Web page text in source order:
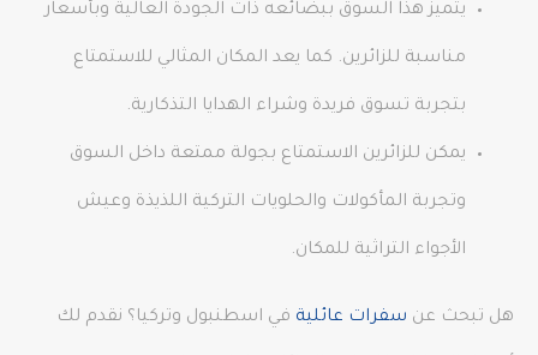
يتميز هذا السوق ببضائعه ذات الجودة العالية وبأسعار
مناسبة للزائرين. كما يعد المكان المثالي للاستمتاع
بتجربة تسوق فريدة وشراء الهدايا التذكارية.
يمكن للزائرين الاستمتاع بجولة ممتعة داخل السوق
وتجربة المأكولات والحلويات التركية اللذيذة وعيش
الأجواء التراثية للمكان.
هل تبحث عن سفرات عائلية في اسطنبول وتركيا؟ نقدم لك